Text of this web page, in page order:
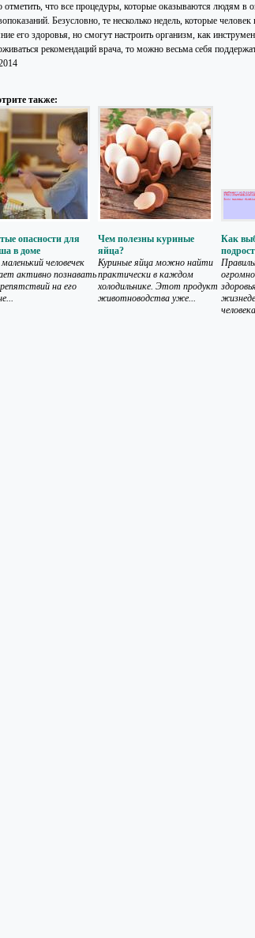
что все процедуры, которые оказываются людям в
Безусловно, те несколько недель, которые
его здоровья, но смогут настроить организм, как
рекомендаций врача, то можно весьма себя
также:
опасности для
в доме
человечек
активно познавать
на его
Чем полезны куриные
яйца?
Куриные яйца можно найти
практически в каждом
холодильнике. Этот продукт
животноводства уже...
Как